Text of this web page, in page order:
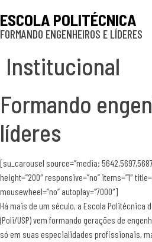
ESCOLA POLITÉCNICA
FORMANDO ENGENHEIROS E LÍDERES
Institucional
Formando
líderes
[su_carousel source=”media:
height=”200″ responsive=”no” items=”1″
mousewheel=”no” autoplay=”7000″]
Há mais de um século, a Escola Politécnica
(Poli/USP) vem formando gerações de
só em suas especialidades profissionais,